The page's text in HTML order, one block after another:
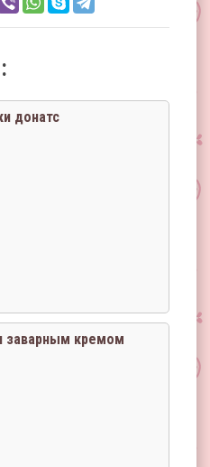
донатс
заварным кремом